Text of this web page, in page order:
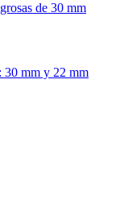
de 30 mm
30 mm y 22 mm